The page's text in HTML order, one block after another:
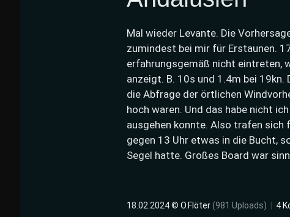
Mal wieder Levante. Die
zumindest bei mir für Erstaunen.
erfahrungsgemäß nicht eintreten,
anzeigt. B. 10s und 1.4m bei 19kn.
die Abfrage der örtlichen
hoch waren. Und das habe nicht
ausgehen konnte. Also trafen sich
gegen 13 Uhr etwas in die Bucht,
Segel hatte. Großes Board war
18.02.2024 © O.Flöter(981 Uploads) | 4